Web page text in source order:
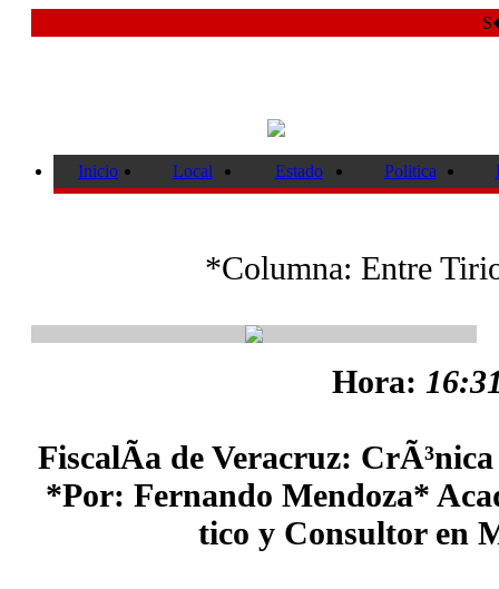
Inicio Local Estado Politica
*Columna: Entre
Hora:
FiscalÃ­a de Veracruz:
*Por: Fernando Mendoza*
tico y Consultor en